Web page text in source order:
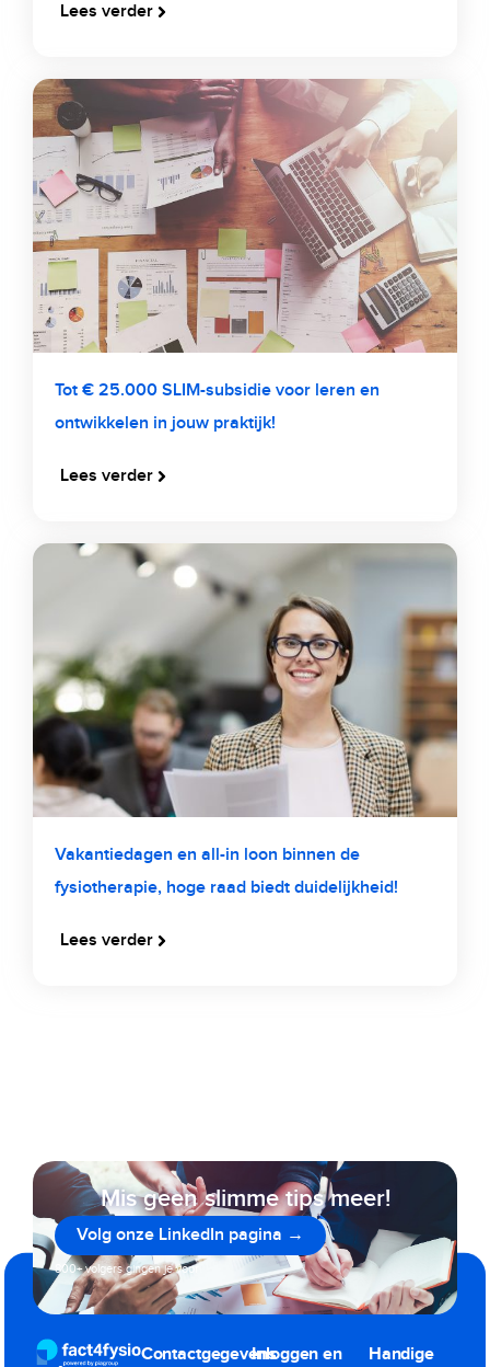
Lees verder
Tot € 25.000 SLIM-subsidie voor leren en
ontwikkelen in jouw praktijk!
Lees verder
Vakantiedagen en all-in loon binnen de
fysiotherapie, hoge raad biedt duidelijkheid!
Lees verder
Mis geen slimme tips meer!
Volg onze LinkedIn pagina →
800+ volgers gingen je voor
ContactgegevensInloggen en Handige